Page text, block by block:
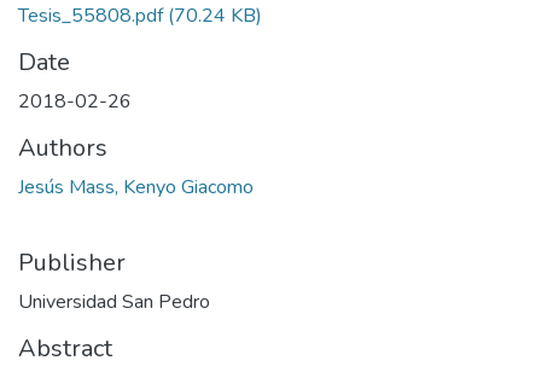
Tesis_55808.pdf(70.24 KB)
Date
2018-02-26
Authors
Jesús Mass, Kenyo Giacomo
Publisher
Universidad San Pedro
Abstract